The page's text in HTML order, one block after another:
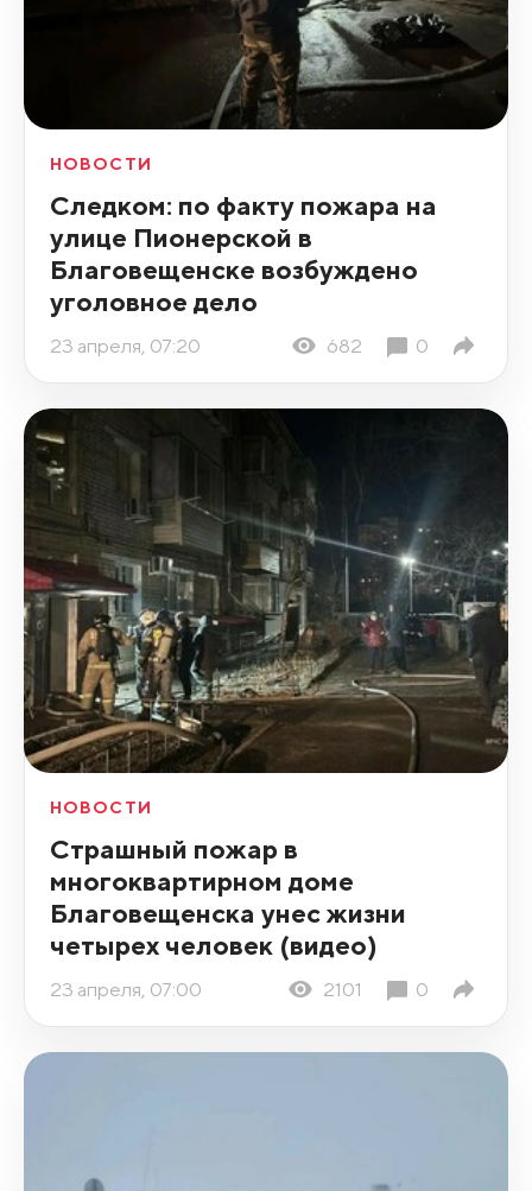
НОВОСТИ
Следком: по факту пожара на
улице Пионерской в
Благовещенске возбуждено
уголовное дело
23 апреля, 07:20 682 0
НОВОСТИ
Страшный пожар в
многоквартирном доме
Благовещенска унес жизни
четырех человек (видео)
23 апреля, 07:00 2101 0